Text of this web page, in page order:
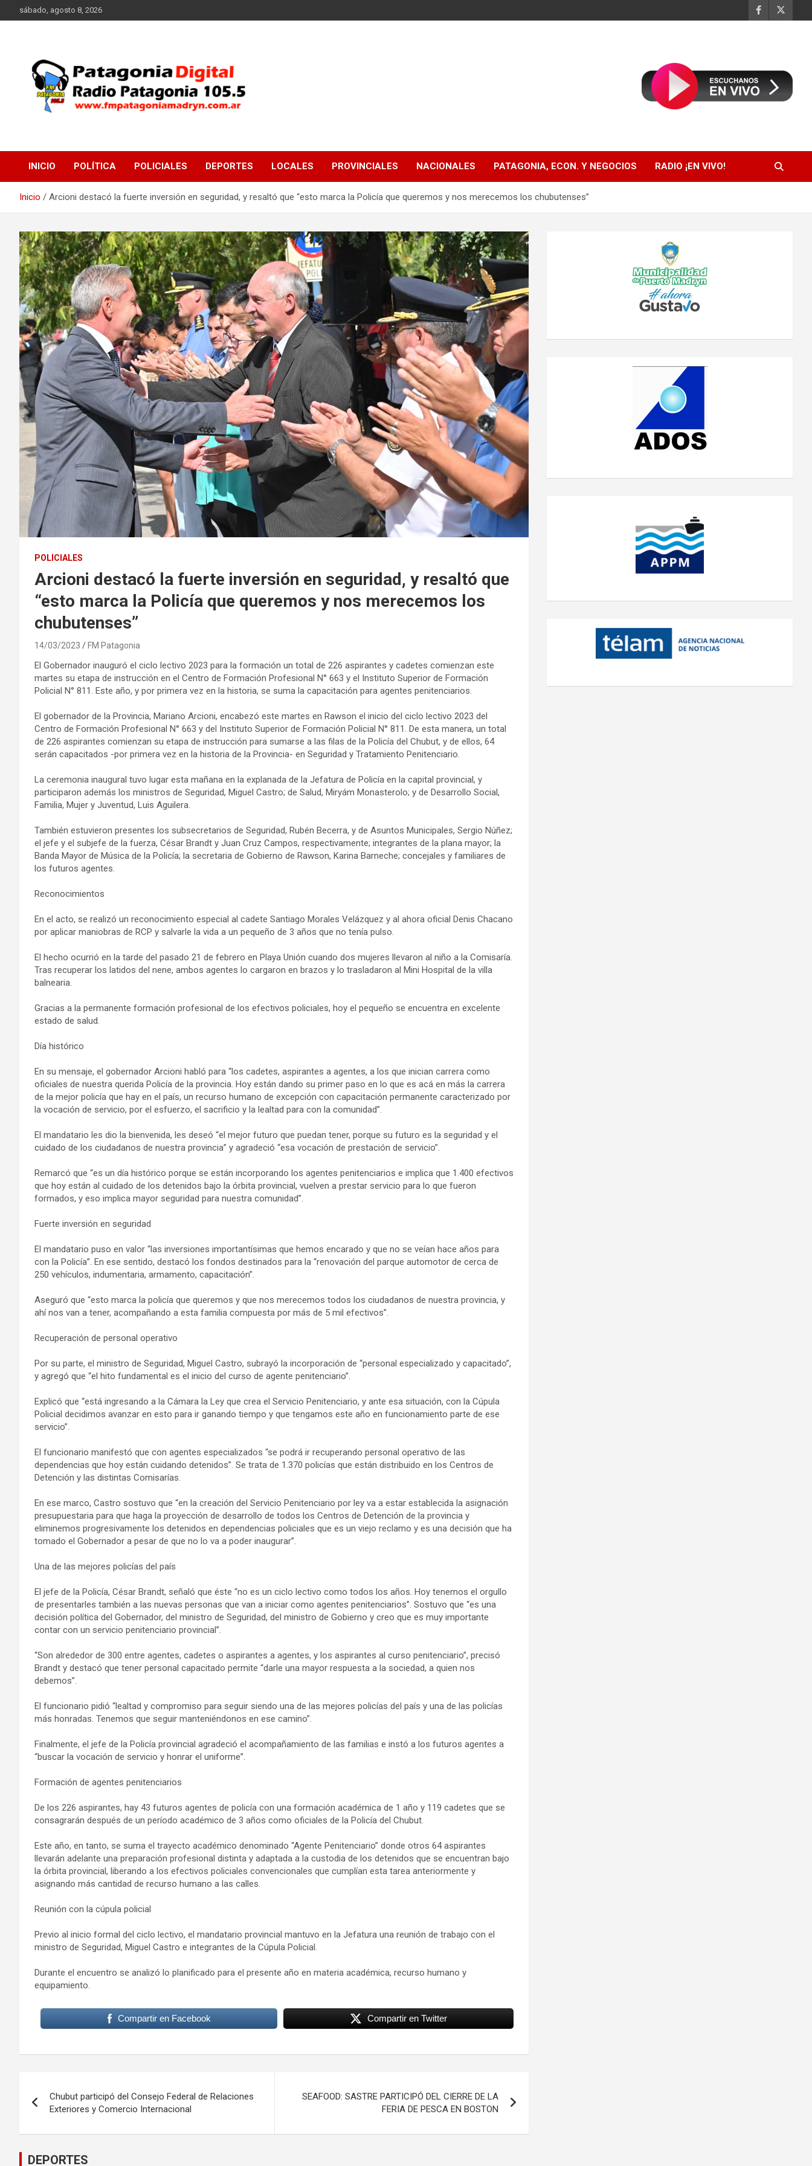
al
sábado, agosto 8, 2026
FM Patagonia Madryn
INICIO POLÍTICA POLICIALES DEPORTES LOCALES PROVINCIALES NACIONALES PATAGONIA, ECON. Y NEGOCIOS RADIO ¡EN VIVO!
Inicio Arcioni destacó la fuerte inversión en seguridad, y resaltó que “esto marca la Policía que queremos y nos merecemos los chubutenses”
POLICIALES
Arcioni destacó la fuerte inversión en seguridad, y resaltó que
“esto marca la Policía que queremos y nos merecemos los
chubutenses”
14/03/2023 FM Patagonia
El Gobernador inauguró el ciclo lectivo 2023 para la formación un total de 226 aspirantes y cadetes comienzan este
martes su etapa de instrucción en el Centro de Formación Profesional N° 663 y el Instituto Superior de Formación
Policial N° 811. Este año, y por primera vez en la historia, se suma la capacitación para agentes penitenciarios.
El gobernador de la Provincia, Mariano Arcioni, encabezó este martes en Rawson el inicio del ciclo lectivo 2023 del
Centro de Formación Profesional N° 663 y del Instituto Superior de Formación Policial N° 811. De esta manera, un total
de 226 aspirantes comienzan su etapa de instrucción para sumarse a las filas de la Policía del Chubut, y de ellos, 64
serán capacitados -por primera vez en la historia de la Provincia- en Seguridad y Tratamiento Penitenciario.
La ceremonia inaugural tuvo lugar esta mañana en la explanada de la Jefatura de Policía en la capital provincial, y
participaron además los ministros de Seguridad, Miguel Castro; de Salud, Miryám Monasterolo; y de Desarrollo Social,
Familia, Mujer y Juventud, Luis Aguilera.
También estuvieron presentes los subsecretarios de Seguridad, Rubén Becerra, y de Asuntos Municipales, Sergio Núñez;
el jefe y el subjefe de la fuerza, César Brandt y Juan Cruz Campos, respectivamente; integrantes de la plana mayor; la
Banda Mayor de Música de la Policía; la secretaria de Gobierno de Rawson, Karina Barneche; concejales y familiares de
los futuros agentes.
Reconocimientos
En el acto, se realizó un reconocimiento especial al cadete Santiago Morales Velázquez y al ahora oficial Denis Chacano
por aplicar maniobras de RCP y salvarle la vida a un pequeño de 3 años que no tenía pulso.
El hecho ocurrió en la tarde del pasado 21 de febrero en Playa Unión cuando dos mujeres llevaron al niño a la Comisaría.
Tras recuperar los latidos del nene, ambos agentes lo cargaron en brazos y lo trasladaron al Mini Hospital de la villa
balnearia.
Gracias a la permanente formación profesional de los efectivos policiales, hoy el pequeño se encuentra en excelente
estado de salud.
Día histórico
En su mensaje, el gobernador Arcioni habló para “los cadetes, aspirantes a agentes, a los que inician carrera como
oficiales de nuestra querida Policía de la provincia. Hoy están dando su primer paso en lo que es acá en más la carrera
de la mejor policía que hay en el país, un recurso humano de excepción con capacitación permanente caracterizado por
la vocación de servicio, por el esfuerzo, el sacrificio y la lealtad para con la comunidad”.
El mandatario les dio la bienvenida, les deseó “el mejor futuro que puedan tener, porque su futuro es la seguridad y el
cuidado de los ciudadanos de nuestra provincia” y agradeció “esa vocación de prestación de servicio”.
Remarcó que “es un día histórico porque se están incorporando los agentes penitenciarios e implica que 1.400 efectivos
que hoy están al cuidado de los detenidos bajo la órbita provincial, vuelven a prestar servicio para lo que fueron
formados, y eso implica mayor seguridad para nuestra comunidad”.
Fuerte inversión en seguridad
El mandatario puso en valor “las inversiones importantísimas que hemos encarado y que no se veían hace años para
con la Policía”. En ese sentido, destacó los fondos destinados para la “renovación del parque automotor de cerca de
250 vehículos, indumentaria, armamento, capacitación”.
Aseguró que “esto marca la policía que queremos y que nos merecemos todos los ciudadanos de nuestra provincia, y
ahí nos van a tener, acompañando a esta familia compuesta por más de 5 mil efectivos”.
Recuperación de personal operativo
Por su parte, el ministro de Seguridad, Miguel Castro, subrayó la incorporación de “personal especializado y capacitado”,
y agregó que “el hito fundamental es el inicio del curso de agente penitenciario”.
Explicó que “está ingresando a la Cámara la Ley que crea el Servicio Penitenciario, y ante esa situación, con la Cúpula
Policial decidimos avanzar en esto para ir ganando tiempo y que tengamos este año en funcionamiento parte de ese
servicio”.
El funcionario manifestó que con agentes especializados “se podrá ir recuperando personal operativo de las
dependencias que hoy están cuidando detenidos”. Se trata de 1.370 policías que están distribuido en los Centros de
Detención y las distintas Comisarías.
En ese marco, Castro sostuvo que “en la creación del Servicio Penitenciario por ley va a estar establecida la asignación
presupuestaria para que haga la proyección de desarrollo de todos los Centros de Detención de la provincia y
eliminemos progresivamente los detenidos en dependencias policiales que es un viejo reclamo y es una decisión que ha
tomado el Gobernador a pesar de que no lo va a poder inaugurar”.
Una de las mejores policías del país
El jefe de la Policía, César Brandt, señaló que éste “no es un ciclo lectivo como todos los años. Hoy tenemos el orgullo
de presentarles también a las nuevas personas que van a iniciar como agentes penitenciarios”. Sostuvo que “es una
decisión política del Gobernador, del ministro de Seguridad, del ministro de Gobierno y creo que es muy importante
contar con un servicio penitenciario provincial”.
“Son alrededor de 300 entre agentes, cadetes o aspirantes a agentes, y los aspirantes al curso penitenciario”, precisó
Brandt y destacó que tener personal capacitado permite “darle una mayor respuesta a la sociedad, a quien nos
debemos”.
El funcionario pidió “lealtad y compromiso para seguir siendo una de las mejores policías del país y una de las policías
más honradas. Tenemos que seguir manteniéndonos en ese camino”.
Finalmente, el jefe de la Policía provincial agradeció el acompañamiento de las familias e instó a los futuros agentes a
“buscar la vocación de servicio y honrar el uniforme”.
Formación de agentes penitenciarios
De los 226 aspirantes, hay 43 futuros agentes de policía con una formación académica de 1 año y 119 cadetes que se
consagrarán después de un período académico de 3 años como oficiales de la Policía del Chubut.
Este año, en tanto, se suma el trayecto académico denominado “Agente Penitenciario” donde otros 64 aspirantes
llevarán adelante una preparación profesional distinta y adaptada a la custodia de los detenidos que se encuentran bajo
la órbita provincial, liberando a los efectivos policiales convencionales que cumplían esta tarea anteriormente y
asignando más cantidad de recurso humano a las calles.
Reunión con la cúpula policial
Previo al inicio formal del ciclo lectivo, el mandatario provincial mantuvo en la Jefatura una reunión de trabajo con el
ministro de Seguridad, Miguel Castro e integrantes de la Cúpula Policial.
Durante el encuentro se analizó lo planificado para el presente año en materia académica, recurso humano y
equipamiento.
Compartir en Facebook Compartir en Twitter
de
entradas
Chubut participó del Consejo Federal de Relaciones
Exteriores y Comercio Internacional
SEAFOOD: SASTRE PARTICIPÓ DEL CIERRE DE LA
FERIA DE PESCA EN BOSTON
DEPORTES